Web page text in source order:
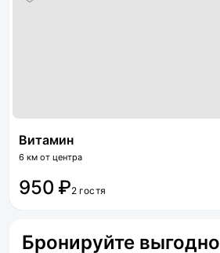
Витамин
6 км от центра
950 ₽2 гостя
Бронируйте выгодно